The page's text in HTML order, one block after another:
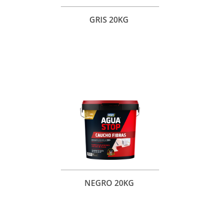
GRIS 20KG
NEGRO 20KG